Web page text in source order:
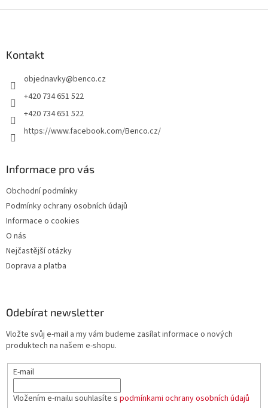
p
v
Kontakt
objednavky@benco.cz
+420 734 651 522
+420 734 651 522
https://www.facebook.com/Benco.cz/
Informace pro vás
Obchodní podmínky
Podmínky ochrany osobních údajů
Informace o cookies
O nás
Nejčastější otázky
Doprava a platba
Odebírat newsletter
Vložte svůj e-mail a my vám budeme zasílat informace o nových
produktech na našem e-shopu.
E-mail
Vložením e-mailu souhlasíte s podmínkami ochrany osobních údajů